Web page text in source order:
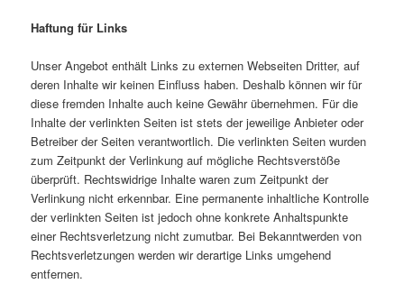
Haftung für Links
Unser Angebot enthält Links zu externen Webseiten Dritter, auf
deren Inhalte wir keinen Einfluss haben. Deshalb können wir für
diese fremden Inhalte auch keine Gewähr übernehmen. Für die
Inhalte der verlinkten Seiten ist stets der jeweilige Anbieter oder
Betreiber der Seiten verantwortlich. Die verlinkten Seiten wurden
zum Zeitpunkt der Verlinkung auf mögliche Rechtsverstöße
überprüft. Rechtswidrige Inhalte waren zum Zeitpunkt der
Verlinkung nicht erkennbar. Eine permanente inhaltliche Kontrolle
der verlinkten Seiten ist jedoch ohne konkrete Anhaltspunkte
einer Rechtsverletzung nicht zumutbar. Bei Bekanntwerden von
Rechtsverletzungen werden wir derartige Links umgehend
entfernen.